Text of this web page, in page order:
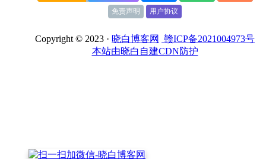
免责声明
用户协议
Copyright © 2023 · 晓白博客网
赣ICP备2021004973号
本站由晓白自建CDN防护